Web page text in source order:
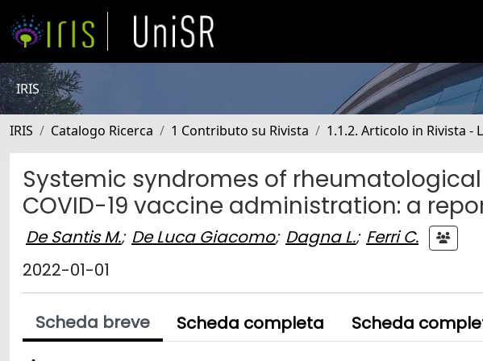
IRIS
IRIS Catalogo Ricerca 1 Contributo su Rivista 1.1.2. Articolo in Rivista -
Systemic syndromes of
COVID-19 vaccine administration: a
De Santis M.; De Luca Giacomo; Dagna L.; Ferri C.
2022-01-01
Scheda breve Scheda completa Scheda